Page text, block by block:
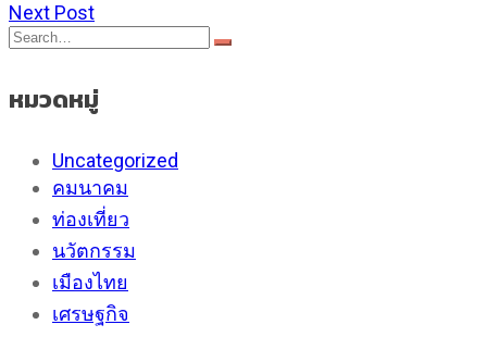
Next Post
หมวดหมู่
Uncategorized
คมนาคม
ท่องเที่ยว
นวัตกรรม
เมืองไทย
เศรษฐกิจ